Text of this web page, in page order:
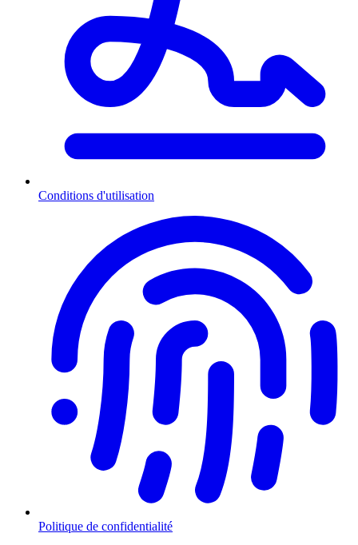
Conditions d'utilisation
Politique de confidentialité